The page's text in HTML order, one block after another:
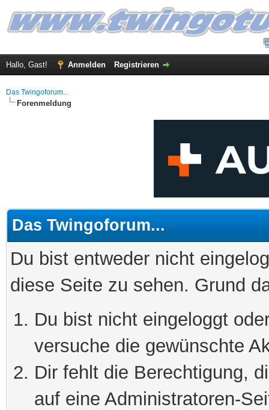
Hallo, Gast! Anmelden Registrieren
Das Twingoforum...
Forenmeldung
Das Twingoforum...
Du bist entweder nicht
diese Seite zu sehen. Grund
Du bist nicht eingeloggt
versuche die gewünschte
Dir fehlt die Berechtigung,
auf eine Administratoren-